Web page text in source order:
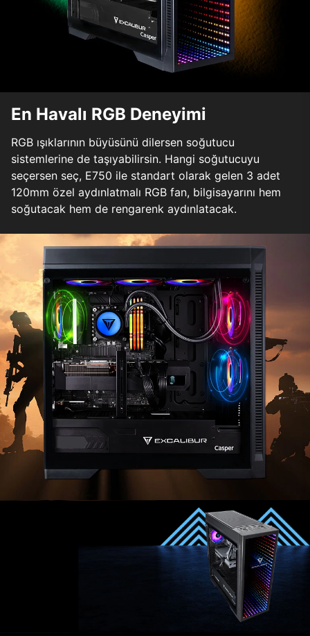
En Havalı RGB Deneyimi
RGB ışıklarının büyüsünü dilersen soğutucu
sistemlerine de taşıyabilirsin. Hangi soğutucuyu
seçersen seç, E750 ile standart olarak gelen 3 adet
120mm özel aydınlatmalı RGB fan, bilgisayarını hem
soğutacak hem de rengarenk aydınlatacak.